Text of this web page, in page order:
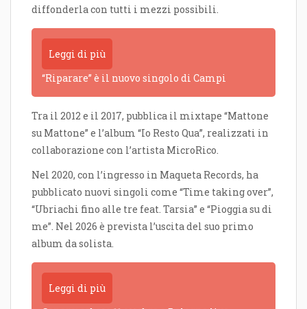
diffonderla con tutti i mezzi possibili.
Leggi di più
“Riparare” è il nuovo singolo di Campi
Tra il 2012 e il 2017, pubblica il mixtape “Mattone
su Mattone” e l’album “Io Resto Qua”, realizzati in
collaborazione con l’artista MicroRico.
Nel 2020, con l’ingresso in Maqueta Records, ha
pubblicato nuovi singoli come “Time taking over”,
“Ubriachi fino alle tre feat. Tarsia” e “Pioggia su di
me”. Nel 2026 è prevista l’uscita del suo primo
album da solista.
Leggi di più